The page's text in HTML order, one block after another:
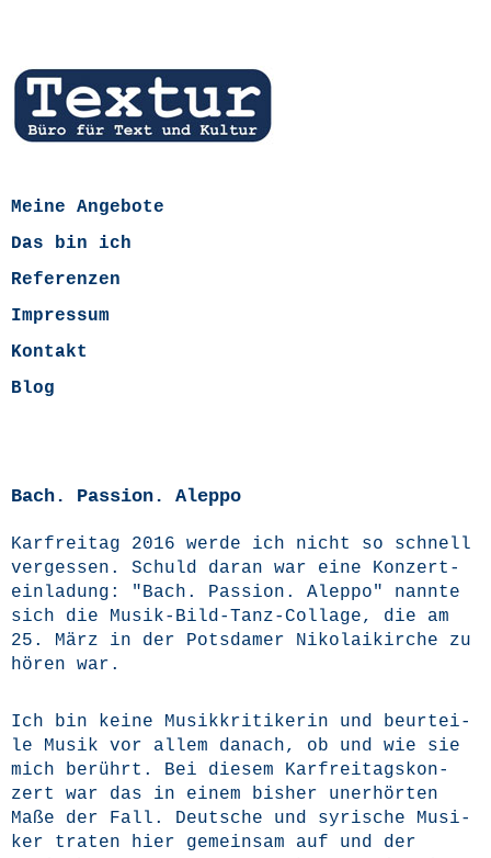
Meine Angebote
Das bin ich
Referenzen
Impressum
Kontakt
Blog
Bach. Passion. Aleppo
Kar­frei­tag 2016 wer­de ich nicht so schnell
ver­ges­sen. Schuld dar­an war eine Kon­zert­
ein­la­dung: "Bach. Pas­si­on. Alep­po" nann­te
sich die Musik-Bild-Tanz-Col­la­ge, die am
25. März in der Pots­da­mer Niko­lai­kir­che zu
hören war.
Ich bin kei­ne Musik­kri­ti­ke­rin und beur­tei­
le Musik vor allem danach, ob und wie sie
mich berührt. Bei die­sem Kar­frei­tags­kon­
zert war das in einem bis­her uner­hör­ten
Maße der Fall. Deut­sche und syri­sche Musi­
ker tra­ten hier gemein­sam auf und der